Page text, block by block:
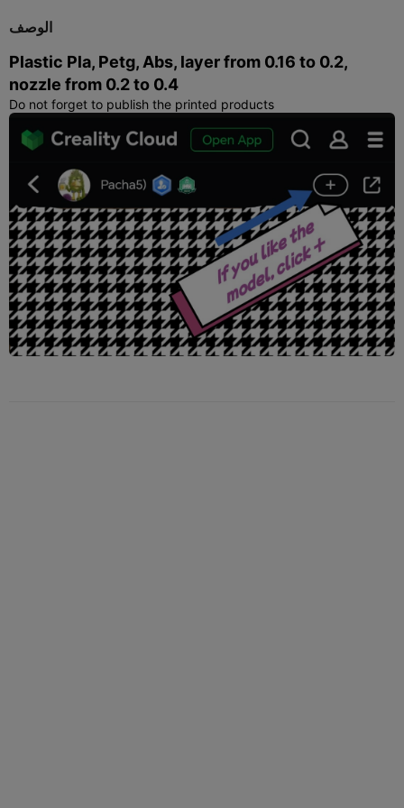
الوصف
Plastic Pla, Petg, Abs, layer from 0.16 to 0.2,
nozzle from 0.2 to 0.4
Do not forget to publish the printed products